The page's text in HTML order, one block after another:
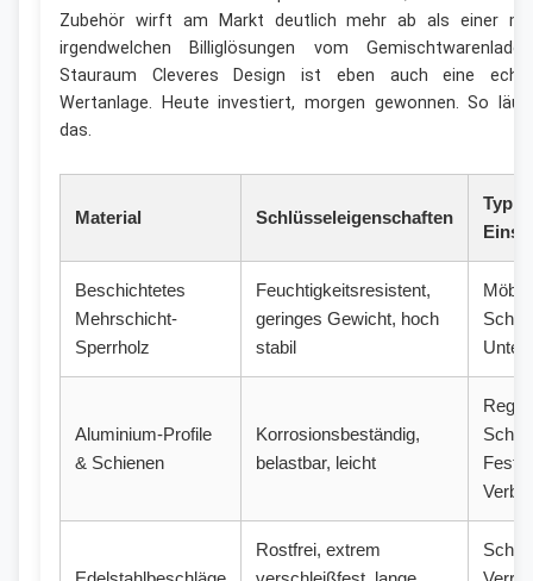
Zubehör wirft am Markt deutlich mehr ab als einer
irgendwelchen Billiglösungen vom
Stauraum Cleveres Design ist eben auch eine
Wertanlage. Heute investiert, morgen gewonnen. So
das.
Material Schlüsseleigenschaften
Beschichtetes
Mehrschicht-
Sperrholz
Feuchtigkeitsresistent,
geringes Gewicht, hoch
stabil
Aluminium-Profile
& Schienen
Korrosionsbeständig,
belastbar, leicht
Rostfrei, extrem